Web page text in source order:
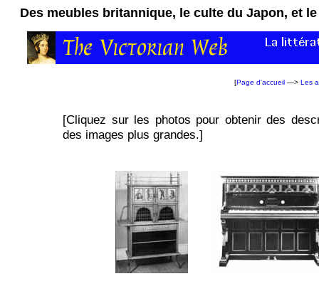
Des meubles britannique, le culte du Japon, et
[Page d'accueil —> Les
[Cliquez sur les photos pour obtenir des
des images plus grandes.]